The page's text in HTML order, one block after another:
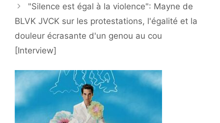
"Silence est égal à la violence": Mayne de
BLVK JVCK sur les protestations, l'égalité et la
douleur écrasante d'un genou au cou
[Interview]